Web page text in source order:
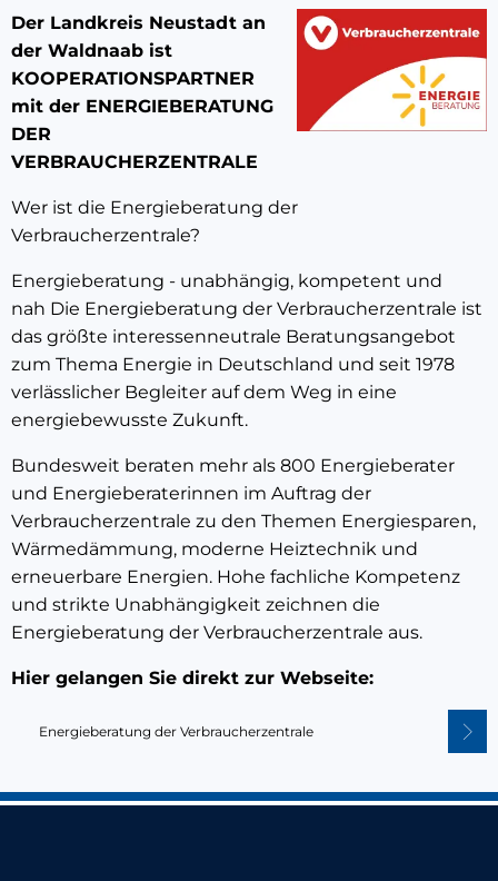
Der Landkreis Neustadt an
der Waldnaab ist
KOOPERATIONSPARTNER
mit der ENERGIEBERATUNG
DER
VERBRAUCHERZENTRALE
Wer ist die Energieberatung der
Verbraucherzentrale?
Energieberatung - unabhängig, kompetent und
nah Die Energieberatung der Verbraucherzentrale ist
das größte interessenneutrale Beratungsangebot
zum Thema Energie in Deutschland und seit 1978
verlässlicher Begleiter auf dem Weg in eine
energiebewusste Zukunft.
Bundesweit beraten mehr als 800 Energieberater
und Energieberaterinnen im Auftrag der
Verbraucherzentrale zu den Themen Energiesparen,
Wärmedämmung, moderne Heiztechnik und
erneuerbare Energien. Hohe fachliche Kompetenz
und strikte Unabhängigkeit zeichnen die
Energieberatung der Verbraucherzentrale aus.
Hier gelangen Sie direkt zur Webseite:
Energieberatung der Verbraucherzentrale